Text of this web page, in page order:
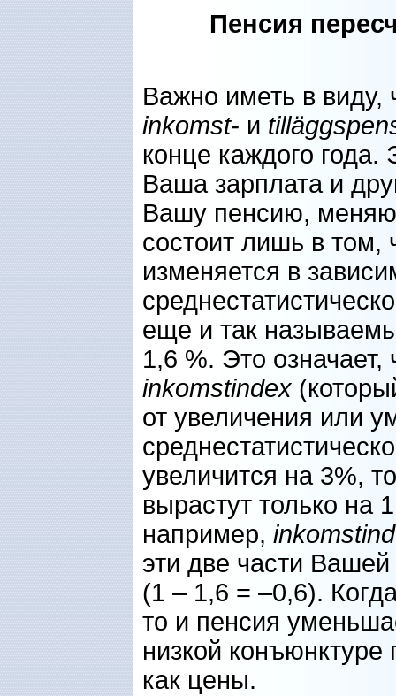
Пенсия
Важно иметь в виду,
inkomst- и
конце каждого года.
Ваша зарплата и
Вашу пенсию,
состоит лишь в том,
изменяется в
еще и так
1,6 %. Это
inkomstindex
от увеличения или
увеличится на 3%,
вырастут только на
например,
эти две части
(1 – 1,6 = –0,6).
то и пенсия
низкой конъюнктуре
как цены.